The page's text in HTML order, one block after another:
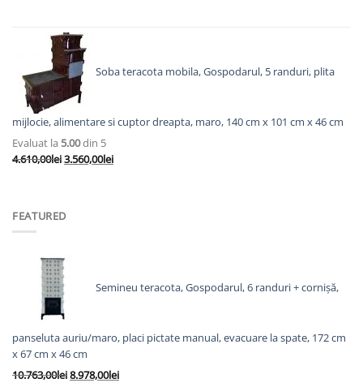
Soba teracota mobila, Gospodarul, 5 randuri, plita
mijlocie, alimentare si cuptor dreapta, maro, 140 cm x 101 cm x 46 cm
Evaluat la 5.00din 5
4.610,00leiPrețul
4.610,00lei.
3.560,00leiPrețul
FEATURED
Semineu teracota, Gospodarul, 6 randuri + cornișă,
panseluta auriu/maro, placi pictate manual, evacuare la spate, 172 cm
x 67 cm x 46 cm
10.763,00leiPrețul
8.978,00leiPrețul